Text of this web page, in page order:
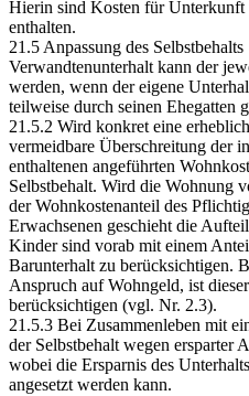
Hierin sind Kosten für
enthalten.
21.5 Anpassung des
Verwandtenunterhalt kann der
werden, wenn der eigene
teilweise durch seinen Ehegatten
21.5.2 Wird konkret eine
vermeidbare Überschreitung der
enthaltenen angeführten
Selbstbehalt. Wird die Wohnung
der Wohnkostenanteil des
Erwachsenen geschieht die
Kinder sind vorab mit einem
Barunterhalt zu berücksichtigen.
Anspruch auf Wohngeld, ist
berücksichtigen (vgl. Nr. 2.3).
21.5.3 Bei Zusammenleben mit
der Selbstbehalt wegen ersparter
wobei die Ersparnis des
angesetzt werden kann.